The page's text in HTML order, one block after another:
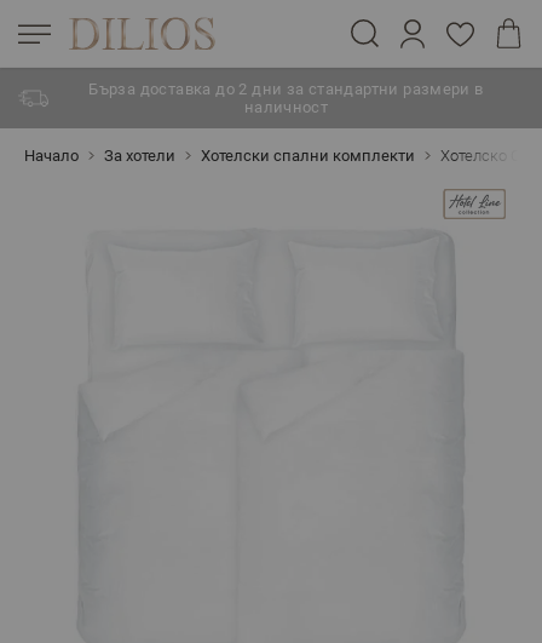
Бърза доставка до 2 дни за стандартни размери в
наличност
Начало За хотели Хотелски спални комплекти Хотелско